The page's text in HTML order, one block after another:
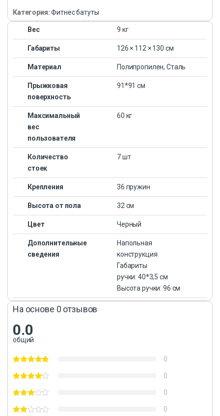
Категория:Фитнес батуты
Вес 9 кг
Габариты 126 × 112 × 130 см
Материал Полипропилен, Сталь
Прыжковая
поверхность
91*91 см
Максимальный
вес
пользователя
60 кг
Количество
стоек
7 шт
Крепления 36 пружин
Высота от пола 32 см
Цвет Черный
Дополнительные
сведения
Напольная
конструкция
Габариты
ручки: 40*3,5 см
Высота ручки: 96 см
На основе 0 отзывов
0.0
общий
0
0
0
0